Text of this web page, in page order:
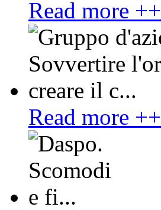
Read more ++
Read more ++